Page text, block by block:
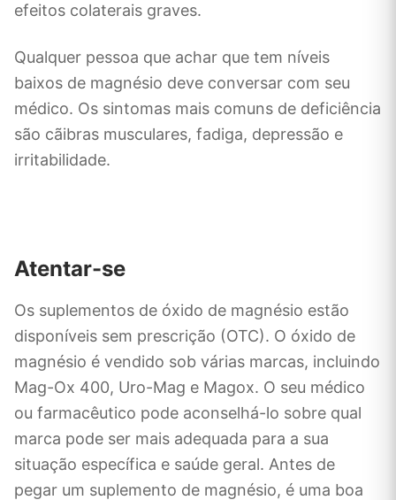
efeitos colaterais graves.
Qualquer pessoa que achar que tem níveis
baixos de magnésio deve conversar com seu
médico. Os sintomas mais comuns de deficiência
são cãibras musculares, fadiga, depressão e
irritabilidade.
Atentar-se
Os suplementos de óxido de magnésio estão
disponíveis sem prescrição (OTC). O óxido de
magnésio é vendido sob várias marcas, incluindo
Mag-Ox 400, Uro-Mag e Magox. O seu médico
ou farmacêutico pode aconselhá-lo sobre qual
marca pode ser mais adequada para a sua
situação específica e saúde geral. Antes de
pegar um suplemento de magnésio, é uma boa